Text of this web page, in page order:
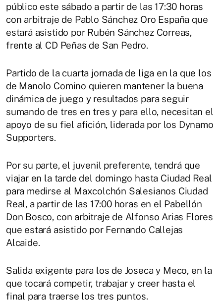
público este sábado a partir de las 17:30 horas
con arbitraje de Pablo Sánchez Oro España que
estará asistido por Rubén Sánchez Correas,
frente al CD Peñas de San Pedro.
Partido de la cuarta jornada de liga en la que los
de Manolo Comino quieren mantener la buena
dinámica de juego y resultados para seguir
sumando de tres en tres y para ello, necesitan el
apoyo de su fiel afición, liderada por los Dynamo
Supporters.
Por su parte, el juvenil preferente, tendrá que
viajar en la tarde del domingo hasta Ciudad Real
para medirse al Maxcolchón Salesianos Ciudad
Real, a partir de las 17:00 horas en el Pabellón
Don Bosco, con arbitraje de Alfonso Arias Flores
que estará asistido por Fernando Callejas
Alcaide.
Salida exigente para los de Joseca y Meco, en la
que tocará competir, trabajar y creer hasta el
final para traerse los tres puntos.